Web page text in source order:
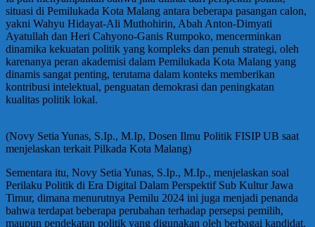
situasi di Pemilukada Kota Malang antara beberapa pasangan calon,
yakni Wahyu Hidayat-Ali Muthohirin, Abah Anton-Dimyati
Ayatullah dan Heri Cahyono-Ganis Rumpoko, mencerminkan
dinamika kekuatan politik yang kompleks dan penuh strategi, oleh
karenanya peran akademisi dalam Pemilukada Kota Malang yang
dinamis sangat penting, terutama dalam konteks memberikan
kontribusi intelektual, penguatan demokrasi dan peningkatan
kualitas politik lokal.
(Novy Setia Yunas, S.Ip., M.Ip, Dosen Ilmu Politik FISIP UB saat
menjelaskan terkait Pilkada Kota Malang)
Sementara itu, Novy Setia Yunas, S.Ip., M.Ip., menjelaskan soal
Perilaku Politik di Era Digital Dalam Perspektif Sub Kultur Jawa
Timur, dimana menurutnya Pemilu 2024 ini juga menjadi penanda
bahwa terdapat beberapa perubahan terhadap persepsi pemilih,
maupun pendekatan politik yang digunakan oleh berbagai kandidat.